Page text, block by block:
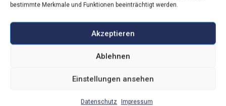
bestimmte Merkmale und Funktionen beeinträchtigt werden.
Akzeptieren
Ablehnen
Einstellungen ansehen
Datenschutz Impressum